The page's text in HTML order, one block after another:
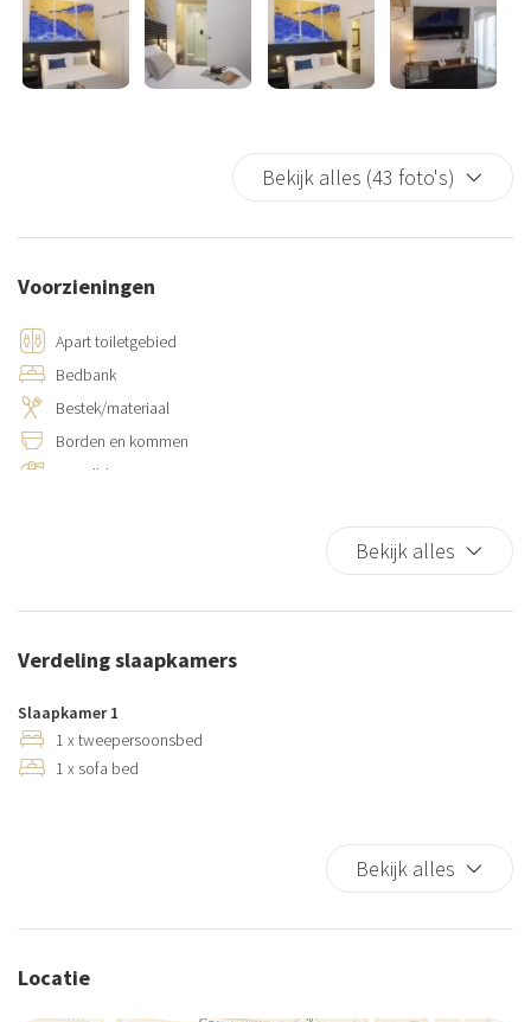
Bekijk alles (43 foto's)
Voorzieningen
Apart toiletgebied
Bedbank
Bestek/materiaal
Borden en kommen
Brandblusser
Fornuis
Gemeenschappelijk terras/dakterras (Ge
Haardroger
Handdoeken
Hangers
Koelkast
Koffie-/theezetapparaat
Bekijk alles
Verdeling slaapkamers
Slaapkamer 1
1 x tweepersoonsbed
1 x sofa bed
Bekijk alles
Locatie